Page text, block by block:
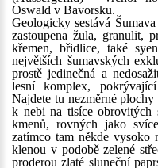
Oswald v Bavorsku.
Geologicky sestává
zastoupena žula, granulit,
křemen, břidlice, také
největších šumavských
prostě jedinečná a
lesní komplex,
Najdete tu nezměrné
k nebi na tisíce obrovitých
kmenů, rovných jako
zatímco tam někde vysoko
klenou v podobě zelené
proderou zlaté sluneční